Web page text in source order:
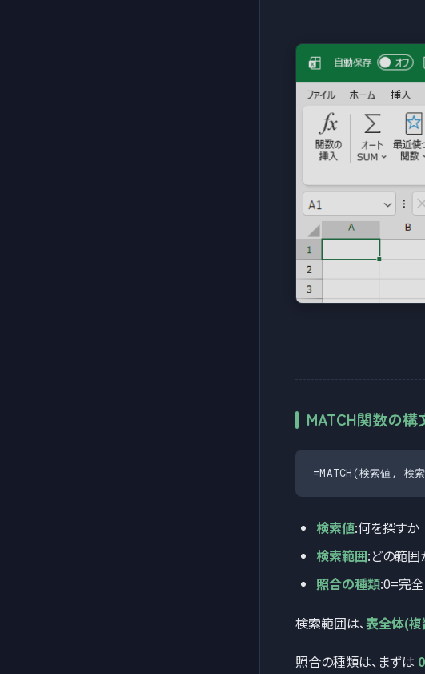
MATCH関数の構
=MATCH(検索値, 検
検索値:何を探すか
検索範囲:どの範囲
照合の種類:0=完
検索範囲は、表全体(複
照合の種類は、まずは